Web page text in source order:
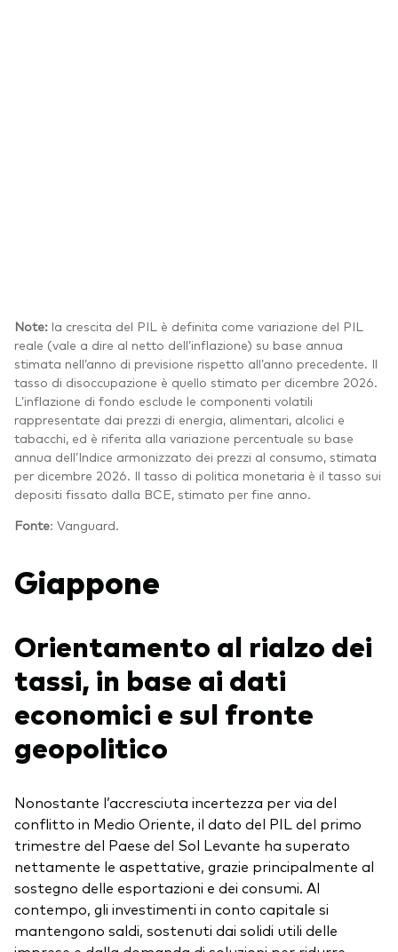
Note: la crescita del PIL è definita come variazione del PIL
reale (vale a dire al netto dell’inflazione) su base annua
stimata nell’anno di previsione rispetto all’anno precedente. Il
tasso di disoccupazione è quello stimato per dicembre 2026.
L’inflazione di fondo esclude le componenti volatili
rappresentate dai prezzi di energia, alimentari, alcolici e
tabacchi, ed è riferita alla variazione percentuale su base
annua dell’Indice armonizzato dei prezzi al consumo, stimata
per dicembre 2026. Il tasso di politica monetaria è il tasso sui
depositi fissato dalla BCE, stimato per fine anno.
Fonte: Vanguard.
Giappone
Orientamento al rialzo dei
tassi, in base ai dati
economici e sul fronte
geopolitico
Nonostante l’accresciuta incertezza per via del
conflitto in Medio Oriente, il dato del PIL del primo
trimestre del Paese del Sol Levante ha superato
nettamente le aspettative, grazie principalmente al
sostegno delle esportazioni e dei consumi. Al
contempo, gli investimenti in conto capitale si
mantengono saldi, sostenuti dai solidi utili delle